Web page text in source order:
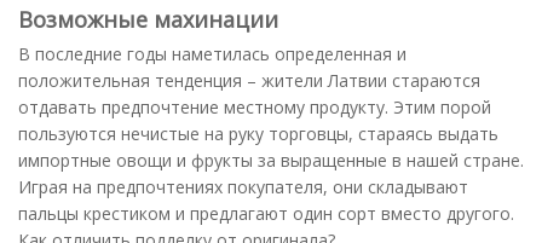
Возможные махинации
В последние годы наметилась определенная и
положительная тенденция – жители Латвии стараются
отдавать предпочтение местному продукту. Этим порой
пользуются нечистые на руку торговцы, стараясь выдать
импортные овощи и фрукты за выращенные в нашей стране.
Играя на предпочтениях покупателя, они складывают
пальцы крестиком и предлагают один сорт вместо другого.